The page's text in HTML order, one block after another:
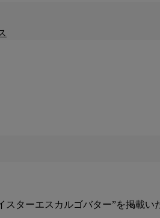
スターエスカルゴバター”を掲載い